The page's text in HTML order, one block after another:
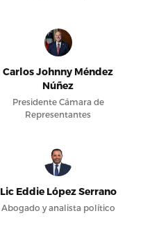
Carlos Johnny Méndez
Núñez
Presidente Cámara de
Representantes
Lic Eddie López Serrano
Abogado y analista político